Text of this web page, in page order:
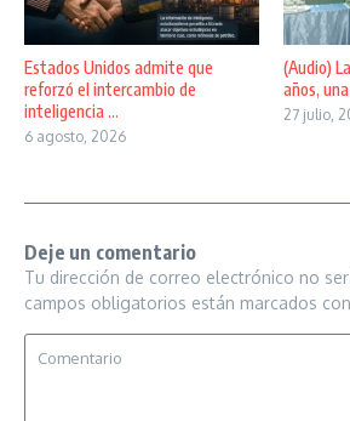
Estados Unidos admite que
reforzó el intercambio de
inteligencia ...
6 agosto, 2026
(Audio)
años,
27 julio,
Deje un comentario
Tu dirección de correo electrónico no
campos obligatorios están marcados con